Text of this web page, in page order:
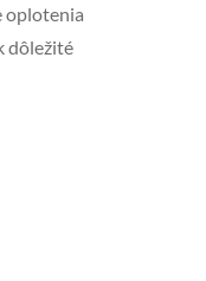
oplotenia
dôležité